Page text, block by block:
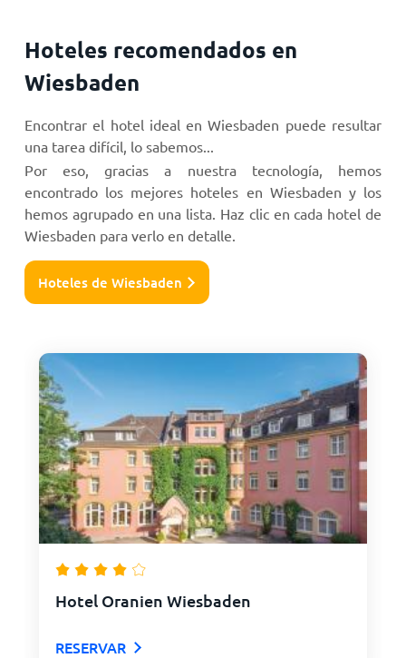
Hoteles recomendados en
Wiesbaden
Encontrar el hotel ideal en Wiesbaden puede resultar
una tarea difícil, lo sabemos...
Por eso, gracias a nuestra tecnología, hemos
encontrado los mejores hoteles en Wiesbaden y los
hemos agrupado en una lista. Haz clic en cada hotel de
Wiesbaden para verlo en detalle.
Hoteles de Wiesbaden
Hotel Oranien Wiesbaden
RESERVAR